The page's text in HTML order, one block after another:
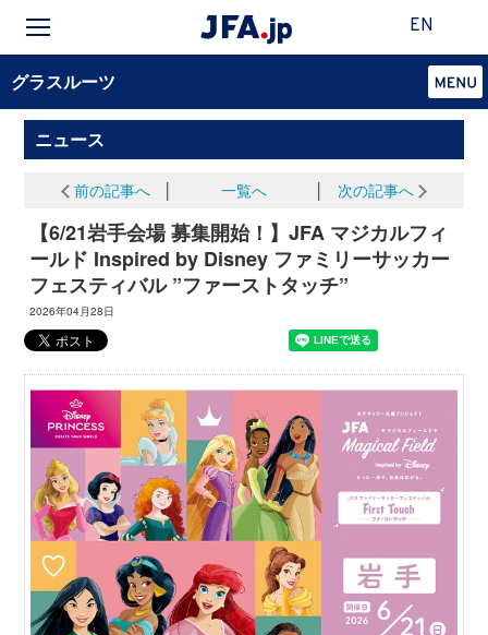
EN
グラスルーツ
ニュース
前の記事へ 一覧へ 次の記事へ
【6/21岩手会場 募集開始！】JFA マジカルフィ
ールド Inspired by Disney ファミリーサッカー
フェスティバル ”ファーストタッチ”
2026年04月28日